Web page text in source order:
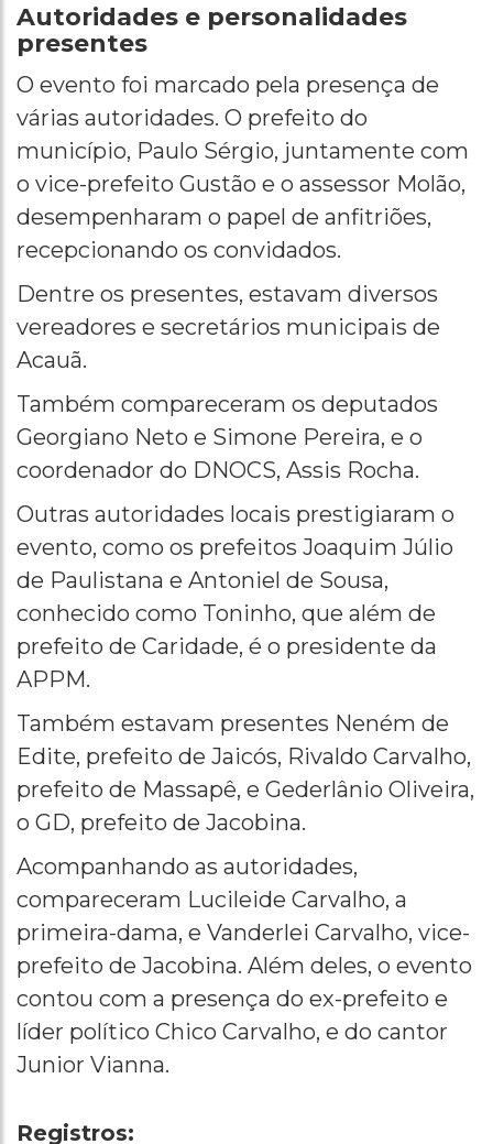
Autoridades e personalidades
presentes
O evento foi marcado pela presença de
várias autoridades. O prefeito do
município, Paulo Sérgio, juntamente com
o vice-prefeito Gustão e o assessor Molão,
desempenharam o papel de anfitriões,
recepcionando os convidados.
Dentre os presentes, estavam diversos
vereadores e secretários municipais de
Acauã.
Também compareceram os deputados
Georgiano Neto e Simone Pereira, e o
coordenador do DNOCS, Assis Rocha.
Outras autoridades locais prestigiaram o
evento, como os prefeitos Joaquim Júlio
de Paulistana e Antoniel de Sousa,
conhecido como Toninho, que além de
prefeito de Caridade, é o presidente da
APPM.
Também estavam presentes Neném de
Edite, prefeito de Jaicós, Rivaldo Carvalho,
prefeito de Massapê, e Gederlânio Oliveira,
o GD, prefeito de Jacobina.
Acompanhando as autoridades,
compareceram Lucileide Carvalho, a
primeira-dama, e Vanderlei Carvalho, vice-
prefeito de Jacobina. Além deles, o evento
contou com a presença do ex-prefeito e
líder político Chico Carvalho, e do cantor
Junior Vianna.
Registros: